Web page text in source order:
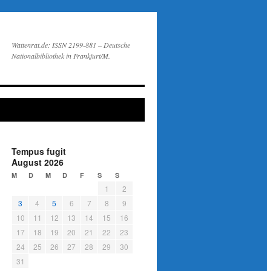
Wattenrat.de: ISSN 2199-881 – Deutsche
Nationalbibliothek in Frankfurt/M.
Tempus fugit
August 2026
M D M D F S S
1
2
3
4 5 6 7 8
9
10
11 12 13 14 15
16
17
18 19 20 21 22
23
24
25 26 27 28 29
30
31